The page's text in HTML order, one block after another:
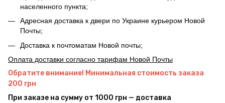
населенного пункта;
Адресная доставка к двери по Украине курьером Новой
Почты;
Доставка к почтоматам Новой почты;
Оплата доставки согласно тарифам Новой Почты
Обратите внимание! Минимальная стоимость заказа
200 грн
При заказе на сумму от 1000 грн — доставка